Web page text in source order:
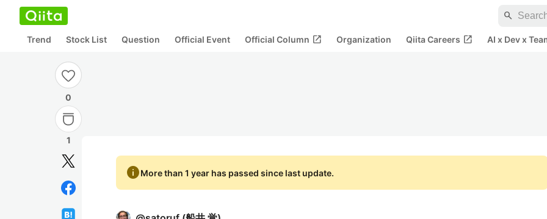
search
Trend Stock List Question Official Event Official Column open_in_new Organization Qiita Careers open_in_new AI x Dev x
0
1
infoMore than 1 year has passed since last update.